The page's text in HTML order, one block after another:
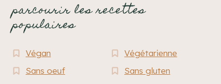
parcourir les recettes
populaires
Végan
Végétarienne
Sans oeuf
Sans gluten